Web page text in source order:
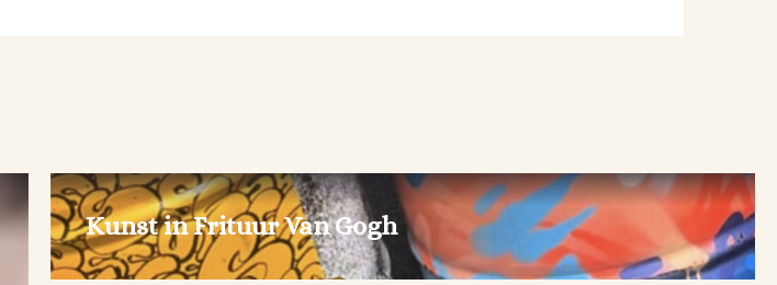
Kunst in Frituur Van Gogh